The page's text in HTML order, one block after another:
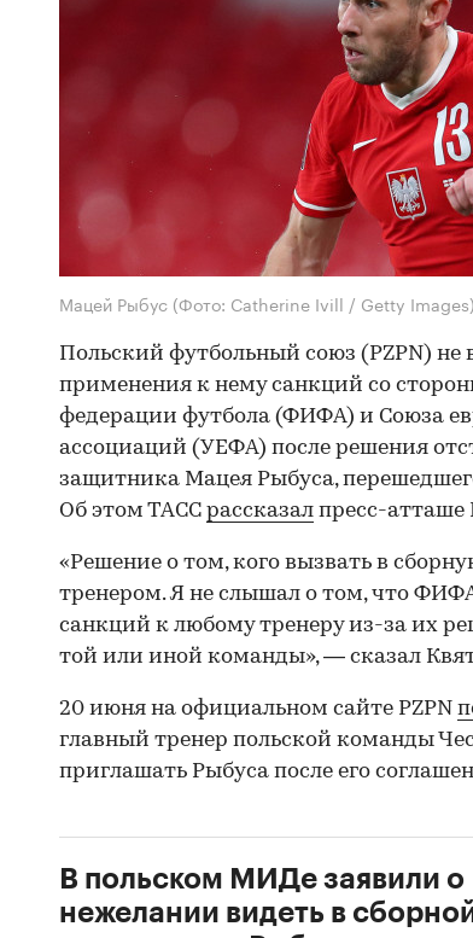
Мацей Рыбус (Фото: Catherine Ivill / Getty Images)
Польский футбольный союз (PZPN) не
применения к нему санкций со
федерации футбола (ФИФА) и Союза
ассоциаций (УЕФА) после решения
защитника Мацея Рыбуса,
Об этом ТАСС рассказал пресс-атташе
«Решение о том, кого вызвать в
тренером. Я не слышал о том, что
санкций к любому тренеру из-за их
той или иной команды», — сказал
20 июня на официальном сайте PZPN
главный тренер польской команды
приглашать Рыбуса после его
В польском МИДе заявили о
нежелании видеть в